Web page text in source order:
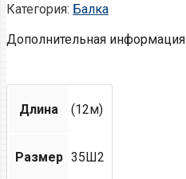
Категория: Балка
Дополнительная информация
Длина (12м)
Размер 35Ш2